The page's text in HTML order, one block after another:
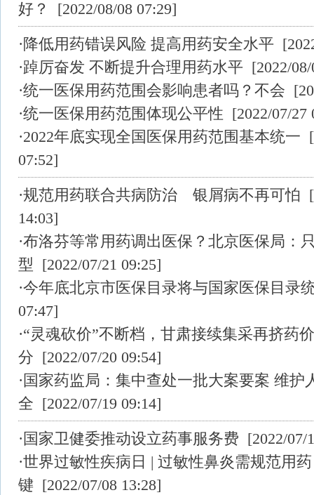
好？
[2022/08/08 07:29]
·降低用药错误风险 提高用药安全水平
·踔厉奋发 不断提升合理用药水平 [2022/
·统一医保用药范围会影响患者吗？不会
·统一医保用药范围体现公平性 [2022/07/27
·2022年底实现全国医保用药范围基本统一
07:52]
·规范用药联合共病防治 银屑病不再可怕
14:03]
·布洛芬等常用药调出医保？北京医保局：
型 [2022/07/21 09:25]
·今年底北京市医保目录将与国家医保目录
07:47]
·“灵魂砍价”不断档，甘肃接续集采再挤药
分 [2022/07/20 09:54]
· 国家药监局：集中查处一批大案要案 维护
全 [2022/07/19 09:14]
· 国家卫健委推动设立药事服务费 [2022/07/
·世界过敏性疾病日 | 过敏性鼻炎需规范用
键 [2022/07/08 13:28]